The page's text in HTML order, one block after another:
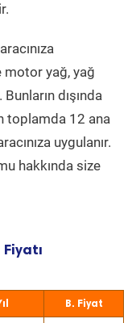
motor yağ, yağ
dışında
toplamda 12 ana
uygulanır.
hakkında size